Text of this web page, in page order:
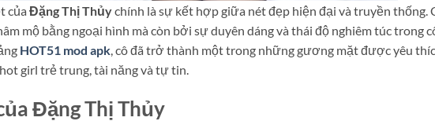
của Đặng Thị Thủychính là sự kết hợp giữa nét đẹp hiện đại và truyền thống.
mộ bằng ngoại hình mà còn bởi sự duyên dáng và thái độ nghiêm túc trong
HOT51 mod apk, cô đã trở thành một trong những gương mặt được yêu
girl trẻ trung, tài năng và tự tin.
Đặng Thị Thủy